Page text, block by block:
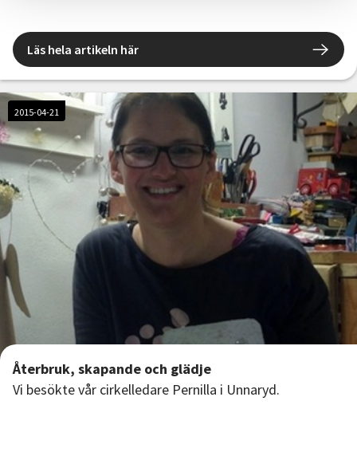
Läs hela artikeln här
2015-04-21
Återbruk, skapande och glädje
Vi besökte vår cirkelledare Pernilla i Unnaryd.